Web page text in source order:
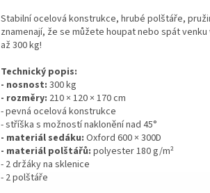
Stabilní ocelová konstrukce, hrubé polštáře,
znamenají, že se můžete houpat nebo spát
až 300 kg!
Technický popis:
- nosnost: 300 kg
- rozměry: 210 × 120 × 170 cm
- pevná ocelová konstrukce
- stříška s možností naklonění nad 45°
- materiál sedáku: Oxford 600 × 300D
- materiál polštářů: polyester 180 g/m²
- 2 držáky na sklenice
- 2 polštáře